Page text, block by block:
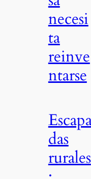
necesi
ta
reinve
ntarse
das
rurales